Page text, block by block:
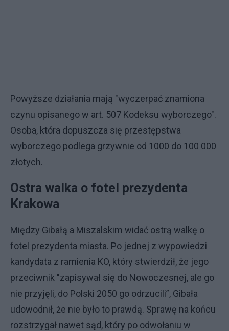
Powyższe działania mają "wyczerpać znamiona
czynu opisanego w art. 507 Kodeksu wyborczego".
Osoba, która dopuszcza się przestępstwa
wyborczego podlega grzywnie od 1000 do 100 000
złotych.
Ostra walka o fotel prezydenta
Krakowa
Między Gibałą a Miszalskim widać ostrą walkę o
fotel prezydenta miasta. Po jednej z wypowiedzi
kandydata z ramienia KO, który stwierdził, że jego
przeciwnik "zapisywał się do Nowoczesnej, ale go
nie przyjęli, do Polski 2050 go odrzucili”, Gibała
udowodnił, że nie było to prawdą. Sprawę na końcu
rozstrzygał nawet sąd, który po odwołaniu w